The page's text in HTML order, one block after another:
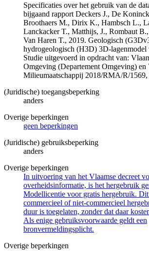
Specificaties over het gebruik van de
bijgaand rapport Deckers J., De
Broothaers M., Dirix K., Hambsch L.,
Lanckacker T., Matthijs, J., Rombaut
Van Haren T., 2019. Geologisch
hydrogeologisch (H3D) 3D-lagenmodel
Studie uitgevoerd in opdracht van:
Omgeving (Departement Omgeving) en
Milieumaatschappij 2018/RMA/R/
(Juridische) toegangsbeperking
anders
Overige beperkingen
geen beperkingen
(Juridische) gebruiksbeperking
anders
Overige beperkingen
In uitvoering van het Vlaamse decreet
overheidsinformatie, is het hergebruik
Modellicentie voor gratis hergebruik.
commercieel of niet-commercieel
duur is toegelaten, zonder dat daar
Als enige gebruiksvoorwaarde geldt een
bronvermeldingsplicht.
Overige beperkingen